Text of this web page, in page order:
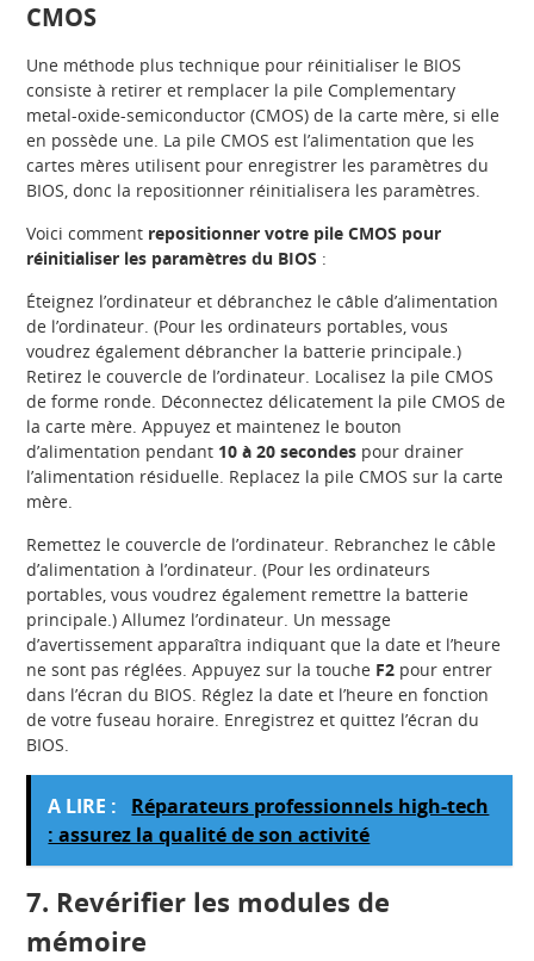
CMOS
Une méthode plus technique pour réinitialiser le BIOS
consiste à retirer et remplacer la pile Complementary
metal-oxide-semiconductor (CMOS) de la carte mère, si elle
en possède une. La pile CMOS est l’alimentation que les
cartes mères utilisent pour enregistrer les paramètres du
BIOS, donc la repositionner réinitialisera les paramètres.
Voici comment repositionner votre pile CMOS pour
réinitialiser les paramètres du BIOS :
Éteignez l’ordinateur et débranchez le câble d’alimentation
de l’ordinateur. (Pour les ordinateurs portables, vous
voudrez également débrancher la batterie principale.)
Retirez le couvercle de l’ordinateur. Localisez la pile CMOS
de forme ronde. Déconnectez délicatement la pile CMOS de
la carte mère. Appuyez et maintenez le bouton
d’alimentation pendant 10 à 20 secondes pour drainer
l’alimentation résiduelle. Replacez la pile CMOS sur la carte
mère.
Remettez le couvercle de l’ordinateur. Rebranchez le câble
d’alimentation à l’ordinateur. (Pour les ordinateurs
portables, vous voudrez également remettre la batterie
principale.) Allumez l’ordinateur. Un message
d’avertissement apparaîtra indiquant que la date et l’heure
ne sont pas réglées. Appuyez sur la touche F2 pour entrer
dans l’écran du BIOS. Réglez la date et l’heure en fonction
de votre fuseau horaire. Enregistrez et quittez l’écran du
BIOS.
A LIRE :
Réparateurs professionnels high-tech
: assurez la qualité de son activité
7. Revérifier les modules de
mémoire